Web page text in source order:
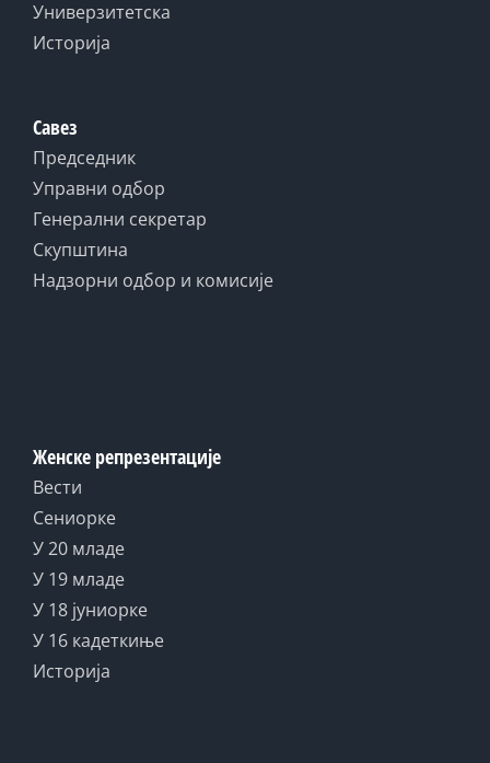
Универзитетска
Историја
Савез
Председник
Управни одбор
Генерални секретар
Скупштина
Надзорни одбор и комисије
Женске репрезентације
Вести
Сениорке
У 20 младе
У 19 младе
У 18 јуниорке
У 16 кадеткиње
Историја